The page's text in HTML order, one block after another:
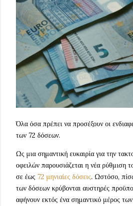
Όλα όσα πρέπει να προσέξουν οι
των 72 δόσεων.
Ως μια σημαντική ευκαιρία για την
οφειλών παρουσιάζεται η νέα ρύθμιση
σε έως 72 μηνιαίες δόσεις. Ωστόσο,
των δόσεων κρύβονται αυστηρές
αφήνουν εκτός ένα σημαντικό μέρος των